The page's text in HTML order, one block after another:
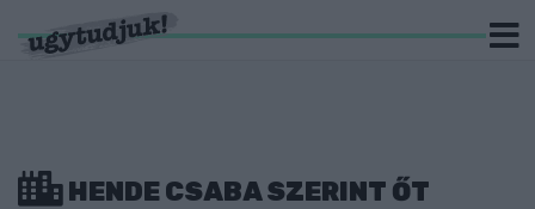
HENDE CSABA SZERINT ŐT